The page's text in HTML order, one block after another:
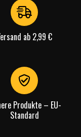
950 mAh
10,50 mm
44,50 mmab 2,99 €
Produkte – EU-
Standard